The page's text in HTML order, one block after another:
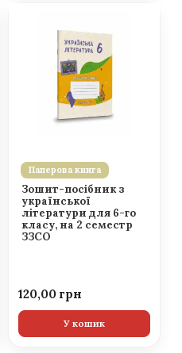
Паперова книга
Зошит-посібник з
української
літератури для 6-го
класу, на 2 семестр
ЗЗСО
120,00
У кошик